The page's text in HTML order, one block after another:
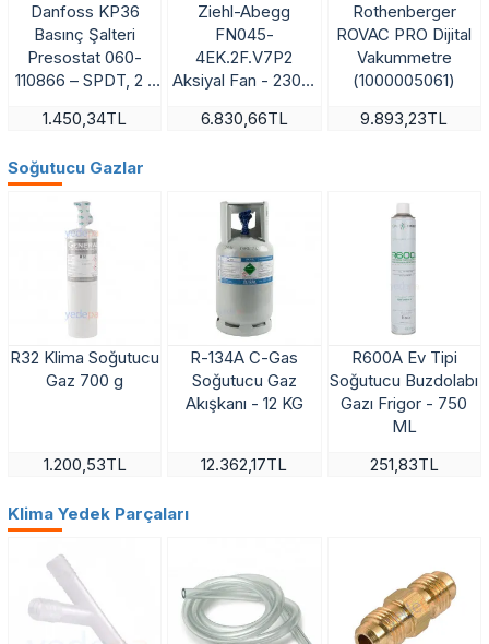
Danfoss KP36
Basınç Şalteri
Presostat 060-
110866 – SPDT, 2 -
Reset, IP30
1.450,34TL
Ziehl-Abegg
FN045-
4EK.2F.V7P2
Aksiyal Fan - 230V,
6.700 m³/h Hava
6.830,66TL
Rothenberger
ROVAC PRO Dijital
Vakummetre
(1000005061)
9.893,23TL
Soğutucu Gazlar
R32 Klima Soğutucu
Gaz 700 g
1.200,53TL
R-134A C-Gas
Soğutucu Gaz
Akışkanı - 12 KG
12.362,17TL
R600A Ev Tipi
Soğutucu Buzdolabı
Gazı Frigor - 750
ML
251,83TL
Klima Yedek Parçaları